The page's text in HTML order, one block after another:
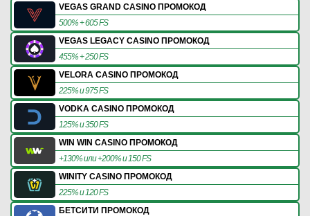
VEGAS GRAND CASINO ПРОМОКОД
500% + 605 FS
VEGAS LEGACY CASINO ПРОМОКОД
455% + 250 FS
VELORA CASINO ПРОМОКОД
225% и 975 FS
VODKA CASINO ПРОМОКОД
125% и 350 FS
WIN WIN CASINO ПРОМОКОД
+130% или +200% и 150 FS
WINITY CASINO ПРОМОКОД
225% и 120 FS
БЕТСИТИ ПРОМОКОД